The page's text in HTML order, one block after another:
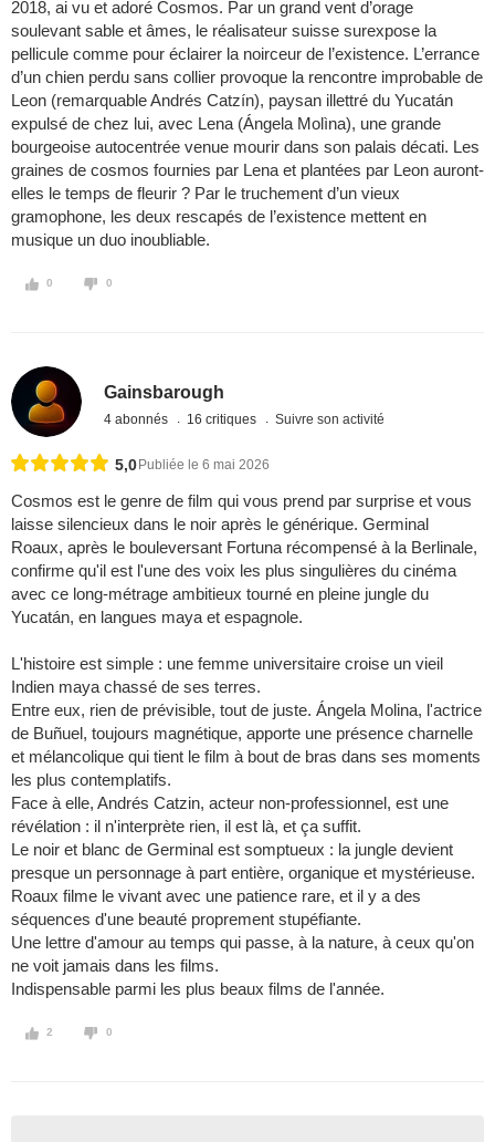
2018, ai vu et adoré Cosmos. Par un grand vent d’orage
soulevant sable et âmes, le réalisateur suisse surexpose la
pellicule comme pour éclairer la noirceur de l’existence. L’errance
d’un chien perdu sans collier provoque la rencontre improbable de
Leon (remarquable Andrés Catzín), paysan illettré du Yucatán
expulsé de chez lui, avec Lena (Ángela Molìna), une grande
bourgeoise autocentrée venue mourir dans son palais décati. Les
graines de cosmos fournies par Lena et plantées par Leon auront-
elles le temps de fleurir ? Par le truchement d’un vieux
gramophone, les deux rescapés de l’existence mettent en
musique un duo inoubliable.
0 0
Gainsbarough
4 abonnés 16 critiques Suivre son activité
5,0 Publiée le 6 mai 2026
Cosmos est le genre de film qui vous prend par surprise et vous
laisse silencieux dans le noir après le générique. Germinal
Roaux, après le bouleversant Fortuna récompensé à la Berlinale,
confirme qu'il est l'une des voix les plus singulières du cinéma
avec ce long-métrage ambitieux tourné en pleine jungle du
Yucatán, en langues maya et espagnole.
L'histoire est simple : une femme universitaire croise un vieil
Indien maya chassé de ses terres.
Entre eux, rien de prévisible, tout de juste. Ángela Molina, l'actrice
de Buñuel, toujours magnétique, apporte une présence charnelle
et mélancolique qui tient le film à bout de bras dans ses moments
les plus contemplatifs.
Face à elle, Andrés Catzin, acteur non-professionnel, est une
révélation : il n'interprète rien, il est là, et ça suffit.
Le noir et blanc de Germinal est somptueux : la jungle devient
presque un personnage à part entière, organique et mystérieuse.
Roaux filme le vivant avec une patience rare, et il y a des
séquences d'une beauté proprement stupéfiante.
Une lettre d'amour au temps qui passe, à la nature, à ceux qu'on
ne voit jamais dans les films.
Indispensable parmi les plus beaux films de l'année.
2 0